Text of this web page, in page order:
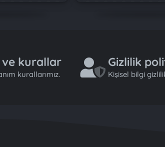
kurallar
kurallarımız.
Gizlilik
Kişisel bilgi